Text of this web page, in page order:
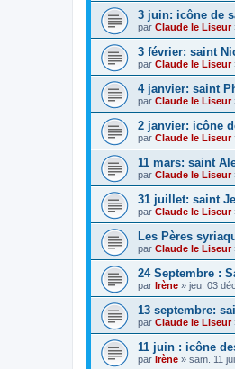
3 juin: icône de
par Claude le Liseur
3 février: saint
par Claude le Liseur
4 janvier: saint
par Claude le Liseur
2 janvier: icône
par Claude le Liseur
11 mars: saint
par Claude le Liseur
31 juillet: saint
par Claude le Liseur
Les Pères
par Claude le Liseur
24 Septembre :
par Irène » jeu. 03
13 septembre:
par Claude le Liseur
11 juin : icône
par Irène » sam. 11